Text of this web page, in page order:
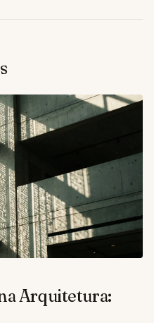
Arquitetura: